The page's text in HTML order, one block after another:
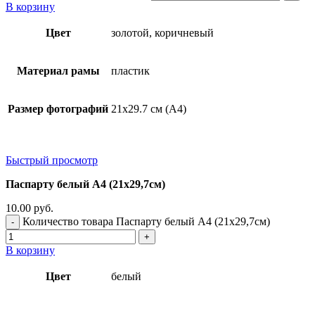
В корзину
Цвет золотой, коричневый
Материал рамы пластик
Размер фотографий 21х29.7 см (А4)
Быстрый просмотр
Паспарту белый А4 (21х29,7см)
10.00 руб.
Количество товара Паспарту белый А4 (21х29,7см)
В корзину
Цвет белый